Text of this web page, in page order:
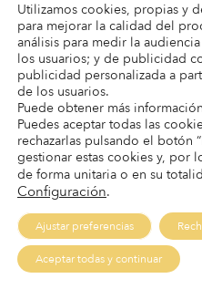
CC
Tel.
L-D:
Pide
Utilizamos cookies, propias y
para mejorar la calidad del
análisis para medir la
los usuarios; y de publicidad
publicidad personalizada a
de los usuarios.
Puede obtener más
Puedes aceptar todas las
rechazarlas pulsando el botón
gestionar estas cookies y, por
de forma unitaria o en su
Configuración.
Aceptar todas y continuar
Ajustar preferencias